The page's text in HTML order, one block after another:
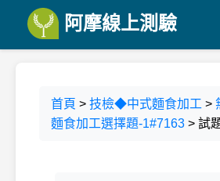
阿摩線上測驗
首頁 > 技檢◆中式麵食加工 >
麵食加工選擇題-1#7163 > 試